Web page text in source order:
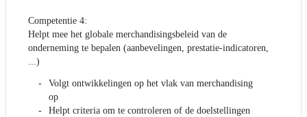
Competentie 4:
Helpt mee het globale merchandisingsbeleid van de
onderneming te bepalen (aanbevelingen, prestatie-indicatoren,
...)
Volgt ontwikkelingen op het vlak van merchandising
op
Helpt criteria om te controleren of de doelstellingen